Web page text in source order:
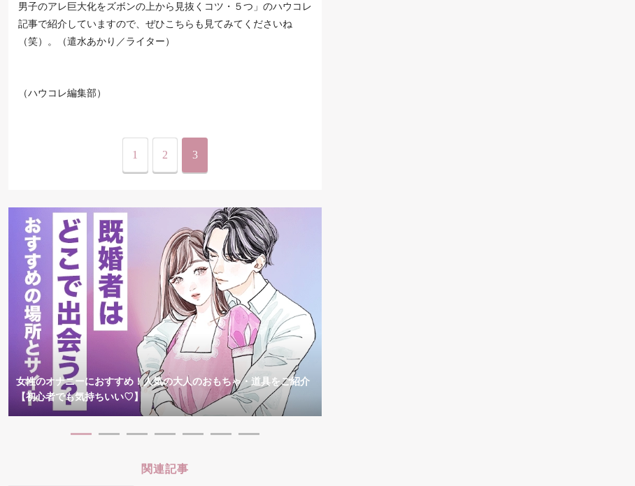
男子のアレ巨大化をズボンの上から見抜くコツ・５つ」のハウコレ
記事で紹介していますので、ぜひこちらも見てみてくださいね
（笑）。（遣水あかり／ライター）
（ハウコレ編集部）
1 2 3
女性のオナニーにおすすめ！人気の大人のおもちゃ・道具をご紹介
【初心者でも気持ちいい♡】
関連記事